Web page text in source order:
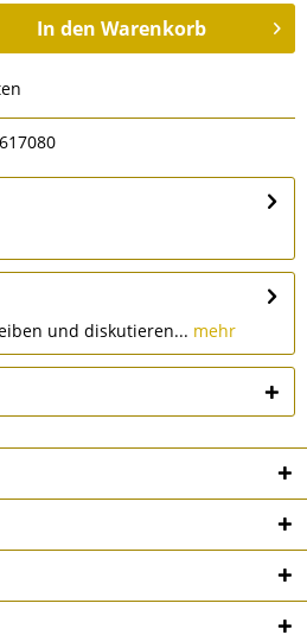
In den Warenkorb
und diskutieren... mehr